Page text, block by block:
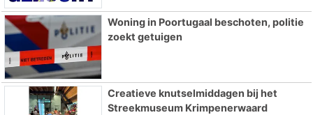
Woning in Poortugaal beschoten, politie
zoekt getuigen
Creatieve knutselmiddagen bij het
Streekmuseum Krimpenerwaard